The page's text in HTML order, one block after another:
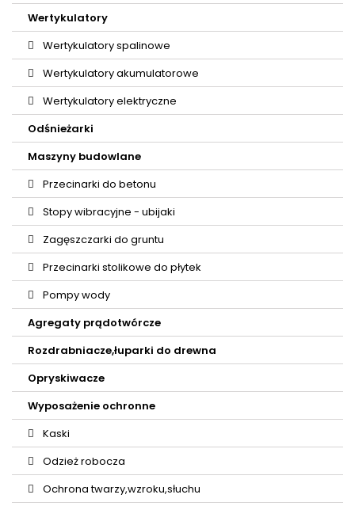
Wertykulatory
Wertykulatory spalinowe
Wertykulatory akumulatorowe
Wertykulatory elektryczne
Odśnieżarki
Maszyny budowlane
Przecinarki do betonu
Stopy wibracyjne - ubijaki
Zagęszczarki do gruntu
Przecinarki stolikowe do płytek
Pompy wody
Agregaty prądotwórcze
Rozdrabniacze,łuparki do drewna
Opryskiwacze
Wyposażenie ochronne
Kaski
Odzież robocza
Ochrona twarzy,wzroku,słuchu